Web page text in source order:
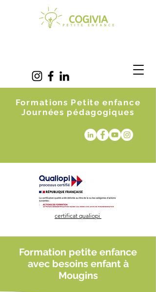
Formations Petite enfance
Journées pédagogiques
certificat qualiopi
Formation petite enfance
avec besoins enfant à
Mougins